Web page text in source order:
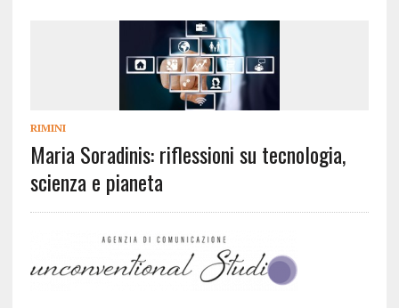
RIMINI
Maria Soradinis: riflessioni su tecnologia,
scienza e pianeta